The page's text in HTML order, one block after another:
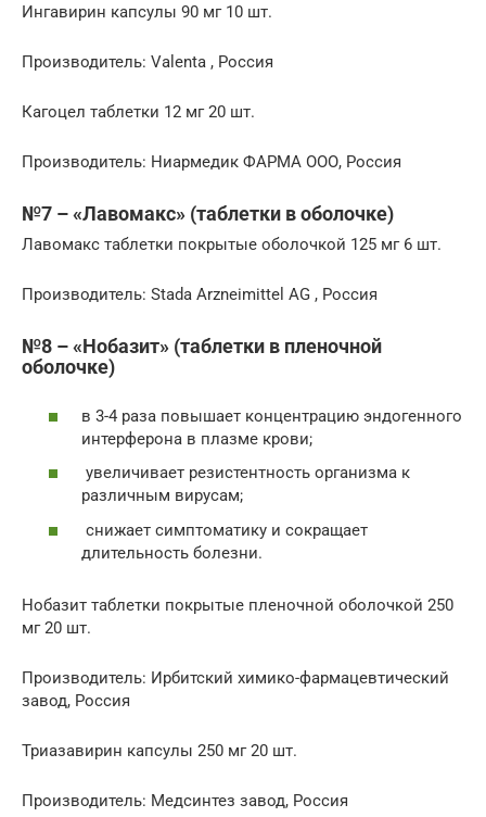
Ингавирин капсулы 90 мг 10 шт.
Производитель: Valenta , Россия
Кагоцел таблетки 12 мг 20 шт.
Производитель: Ниармедик ФАРМА ООО, Россия
№7 – «Лавомакс» (таблетки в оболочке)
Лавомакс таблетки покрытые оболочкой 125 мг 6 шт.
Производитель: Stada Arzneimittel AG , Россия
№8 – «Нобазит» (таблетки в пленочной
оболочке)
в 3-4 раза повышает концентрацию эндогенного
интерферона в плазме крови;
увеличивает резистентность организма к
различным вирусам;
снижает симптоматику и сокращает
длительность болезни.
Нобазит таблетки покрытые пленочной оболочкой 250
мг 20 шт.
Производитель: Ирбитский химико-фармацевтический
завод, Россия
Триазавирин капсулы 250 мг 20 шт.
Производитель: Медсинтез завод, Россия